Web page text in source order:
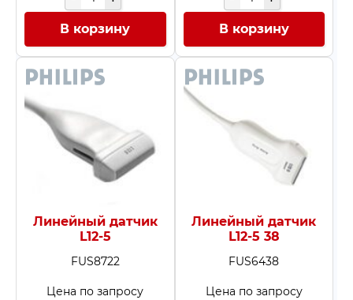
В корзину В корзину
Линейный датчик
L12-5
FUS8722
Цена по запросу
Линейный датчик
L12-5 38
FUS6438
Цена по запросу